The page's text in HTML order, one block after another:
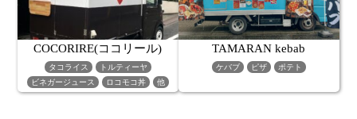
COCORIRE(ココリール)
タコライス
トルティーヤ
ビネガージュース
ロコモコ丼 他
TAMARAN kebab
ケバブ ピザ ポテト